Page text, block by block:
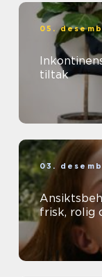
05.
tiltak
03.
frisk, rolig